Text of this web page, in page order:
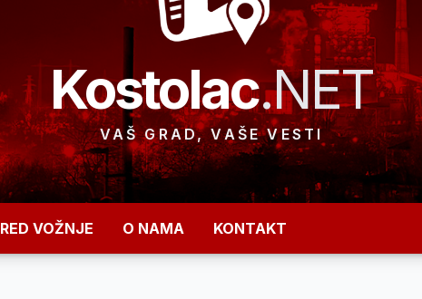
Kostolac.NET
VAŠ GRAD, VAŠE VESTI
RED VOŽNJE O NAMA KONTAKT